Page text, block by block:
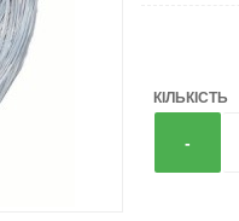
КІЛЬКІСТЬ
-